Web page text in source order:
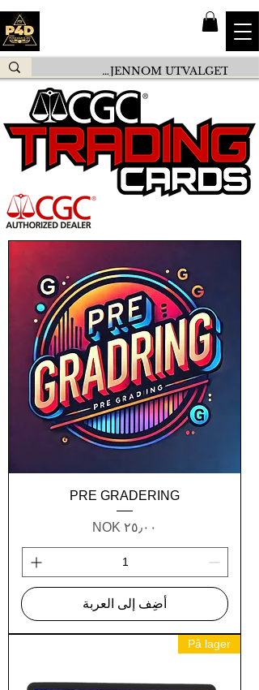
PRE GRADERING
السعر
أضِف إلى العربة
På lager